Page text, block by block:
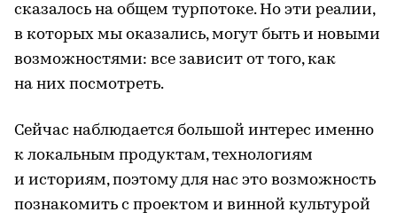
сказалось на общем турпотоке. Но эти реалии,
в которых мы оказались, могут быть и новыми
возможностями: все зависит от того, как
на них посмотреть.
Сейчас наблюдается большой интерес именно
к локальным продуктам, технологиям
и историям, поэтому для нас это возможность
познакомить с проектом и винной культурой